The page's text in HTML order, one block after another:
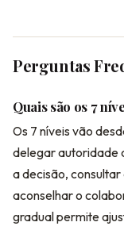
Perguntas
Quais são os 7
Os 7 níveis vão
delegar autoridade
a decisão,
aconselhar o
gradual permite